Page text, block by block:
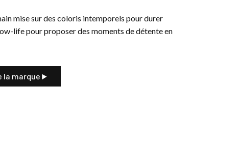
mise sur des coloris intemporels pour durer
life pour proposer des moments de détente en
la marque